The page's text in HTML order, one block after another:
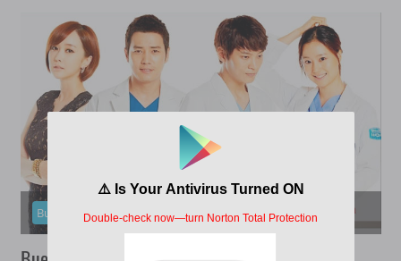
Buen Doctor